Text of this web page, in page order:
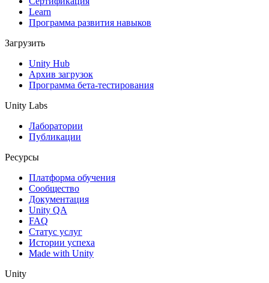
Learn
Программа развития навыков
Загрузить
Unity Hub
Архив загрузок
Программа бета-тестирования
Unity Labs
Лаборатории
Публикации
Ресурсы
Платформа обучения
Сообщество
Документация
Unity QA
FAQ
Статус услуг
Истории успеха
Made with Unity
Unity